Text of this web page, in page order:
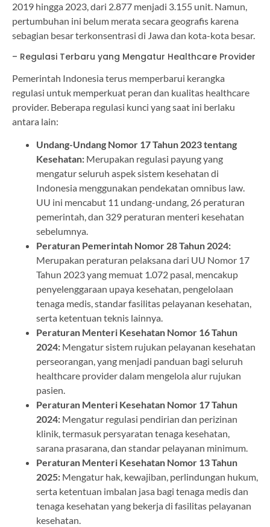
2019 hingga 2023, dari 2.877 menjadi 3.155 unit. Namun,
pertumbuhan ini belum merata secara geografis karena
sebagian besar terkonsentrasi di Jawa dan kota-kota besar.
– Regulasi Terbaru yang Mengatur Healthcare Provider
Pemerintah Indonesia terus memperbarui kerangka
regulasi untuk memperkuat peran dan kualitas healthcare
provider. Beberapa regulasi kunci yang saat ini berlaku
antara lain:
Undang-Undang Nomor 17 Tahun 2023 tentang
Kesehatan: Merupakan regulasi payung yang
mengatur seluruh aspek sistem kesehatan di
Indonesia menggunakan pendekatan omnibus law.
UU ini mencabut 11 undang-undang, 26 peraturan
pemerintah, dan 329 peraturan menteri kesehatan
sebelumnya.
Peraturan Pemerintah Nomor 28 Tahun 2024:
Merupakan peraturan pelaksana dari UU Nomor 17
Tahun 2023 yang memuat 1.072 pasal, mencakup
penyelenggaraan upaya kesehatan, pengelolaan
tenaga medis, standar fasilitas pelayanan kesehatan,
serta ketentuan teknis lainnya.
Peraturan Menteri Kesehatan Nomor 16 Tahun
2024: Mengatur sistem rujukan pelayanan kesehatan
perseorangan, yang menjadi panduan bagi seluruh
healthcare provider dalam mengelola alur rujukan
pasien.
Peraturan Menteri Kesehatan Nomor 17 Tahun
2024: Mengatur regulasi pendirian dan perizinan
klinik, termasuk persyaratan tenaga kesehatan,
sarana prasarana, dan standar pelayanan minimum.
Peraturan Menteri Kesehatan Nomor 13 Tahun
2025: Mengatur hak, kewajiban, perlindungan hukum,
serta ketentuan imbalan jasa bagi tenaga medis dan
tenaga kesehatan yang bekerja di fasilitas pelayanan
kesehatan.